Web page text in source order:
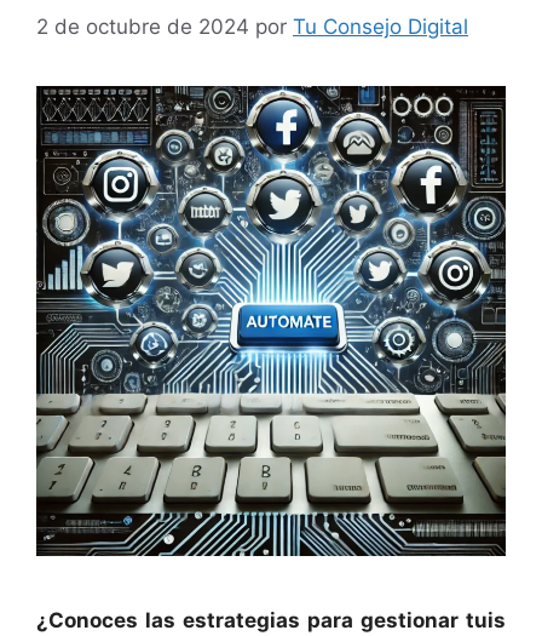
2 de octubre de 2024 por Tu Consejo Digital
¿Conoces las estrategias para gestionar tuis